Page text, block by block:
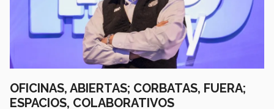
OFICINAS, ABIERTAS; CORBATAS, FUERA;
ESPACIOS, COLABORATIVOS